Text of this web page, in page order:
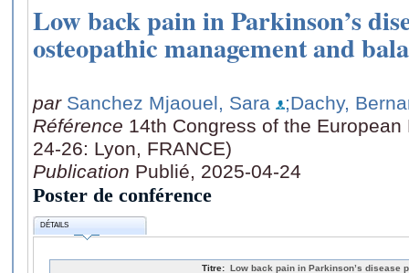
Low back pain in Parkinson’s
osteopathic management and
par Sanchez Mjaouel, Sara
;Dachy,
Référence 14th Congress of the
24-26: Lyon, FRANCE)
Publication Publié, 2025-04-24
Poster de conférence
DÉTAILS
Titre: Low back pain in Parkinson’s disease